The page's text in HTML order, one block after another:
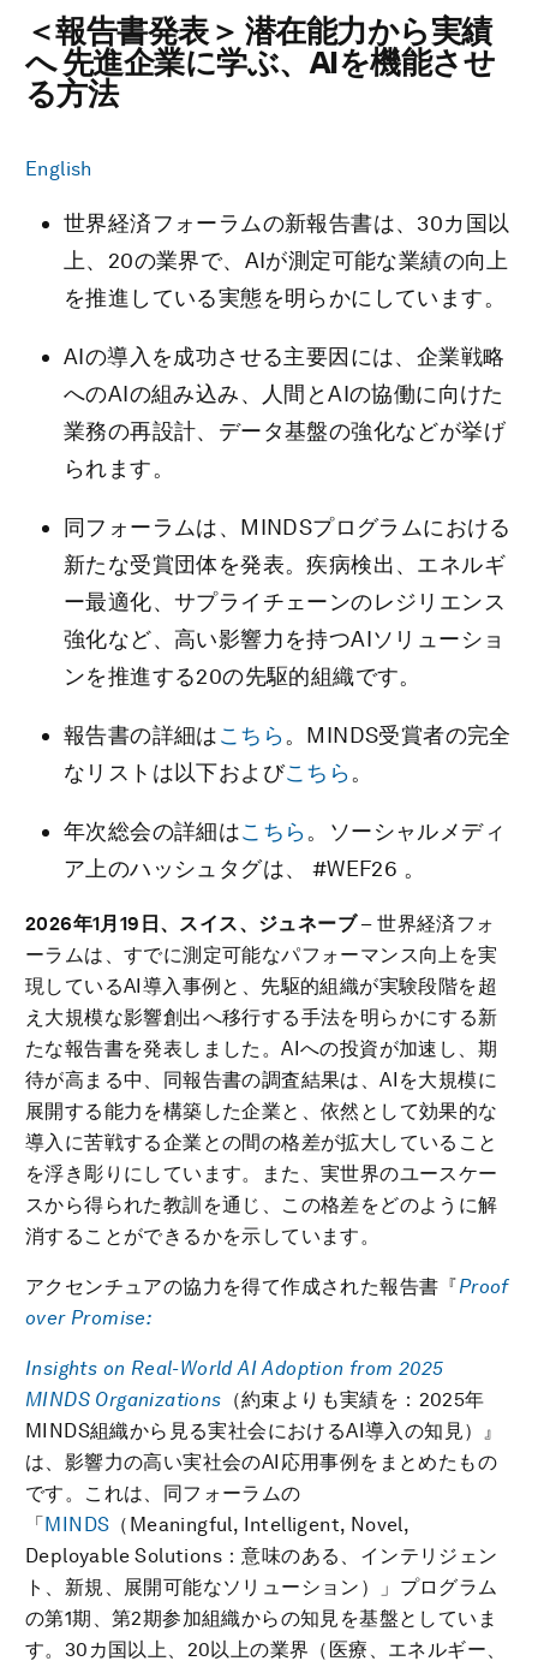
＜報告書発表＞ 潜在能力から実績
へ 先進企業に学ぶ、AIを機能させ
る方法
English
世界経済フォーラムの新報告書は、30カ国以
上、20の業界で、AIが測定可能な業績の向上
を推進している実態を明らかにしています。
AIの導入を成功させる主要因には、企業戦略
へのAIの組み込み、人間とAIの協働に向けた
業務の再設計、データ基盤の強化などが挙げ
られます。
同フォーラムは、MINDSプログラムにおける
新たな受賞団体を発表。疾病検出、エネルギ
ー最適化、サプライチェーンのレジリエンス
強化など、高い影響力を持つAIソリューショ
ンを推進する20の先駆的組織です。
報告書の詳細はこちら。MINDS受賞者の完全
なリストは以下およびこちら。
年次総会の詳細はこちら。ソーシャルメディ
ア上のハッシュタグは、 #WEF26 。
2026年1月 19 日、スイス、ジュネーブ– 世界経済フォ
ーラムは、すでに測定可能なパフォーマンス向上を実
現しているAI導入事例と、先駆的組織が実験段階を超
え大規模な影響創出へ移行する手法を明らかにする新
たな報告書を発表しました。AIへの投資が加速し、期
待が高まる中、同報告書の調査結果は、AIを大規模に
展開する能力を構築した企業と、依然として効果的な
導入に苦戦する企業との間の格差が拡大していること
を浮き彫りにしています。また、実世界のユースケー
スから得られた教訓を通じ、この格差をどのように解
消することができるかを示しています。
アクセンチュアの協力を得て作成された報告書『Proof
over Promise:
Insights on Real-World AI Adoption from 2025
MINDS Organizations （約束よりも実績を：2025年
MINDS組織から見る実社会におけるAI導入の知見）』
は、影響力の高い実社会のAI応用事例をまとめたもの
です。これは、同フォーラムの
「MINDS （Meaningful, Intelligent, Novel,
Deployable Solutions：意味のある、インテリジェン
ト、新規、展開可能なソリューション）」プログラム
の第1期、第2期参加組織からの知見を基盤としていま
す。30カ国以上、20以上の業界（医療、エネルギー、